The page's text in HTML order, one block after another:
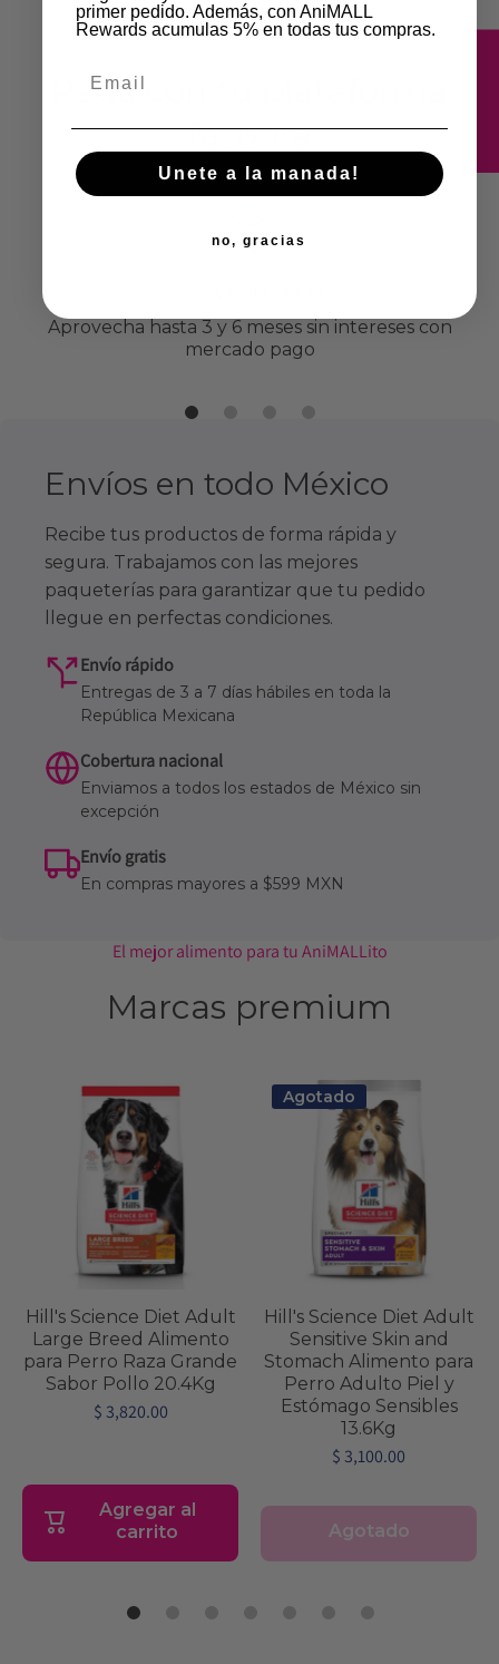
Beneficios adicionales
Paga con tu plataforma
favorita
Aprovecha hasta 3 y 6 meses sin intereses con
mercado pago
Envíos en todo México
Recibe tus productos de forma rápida y
segura. Trabajamos con las mejores
paqueterías para garantizar que tu pedido
llegue en perfectas condiciones.
Envío rápido
Entregas de 3 a 7 días hábiles en toda la
República Mexicana
Cobertura nacional
Enviamos a todos los estados de México sin
excepción
Envío gratis
En compras mayores a $599 MXN
El mejor alimento para tu AniMALLito
Marcas premium
Hill's Science Diet Adult
Large Breed Alimento
para Perro Raza Grande
Sabor Pollo 20.4Kg
$ 3,820.00
Agregar al
carrito
Agotado
Hill's Science Diet Adult
Sensitive Skin and
Stomach Alimento para
Perro Adulto Piel y
Estómago Sensibles
13.6Kg
$ 3,100.00
Agotado
primer pedido. Además, con AniMALL
Rewards acumulas 5% en todas tus compras.
Unete a la manada!
no, gracias